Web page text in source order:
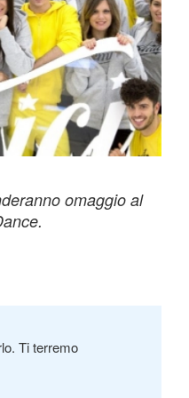
omaggio al
Ti terremo